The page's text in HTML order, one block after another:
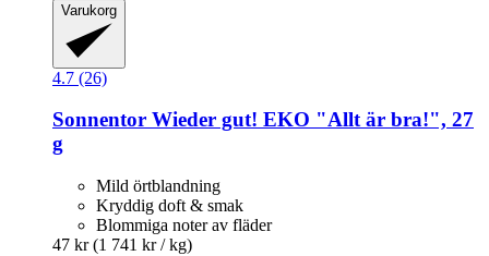
Varukorg
4.7 (26)
Sonnentor Wieder gut! EKO "Allt är bra!", 27
g
Mild örtblandning
Kryddig doft & smak
Blommiga noter av fläder
47 kr (1 741 kr / kg)